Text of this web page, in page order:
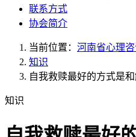
联系方式
协会简介
当前位置： 河南省心理
知识
自我救赎最好的方式是
知识